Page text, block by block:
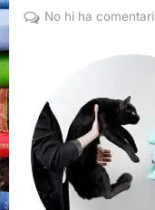
on
No hi ha